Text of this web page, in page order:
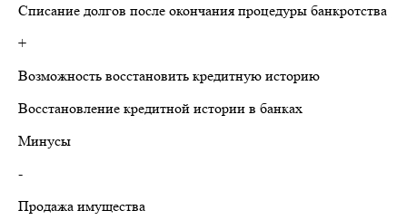
Списание долгов после окончания процедуры банкротства
+
Возможность восстановить кредитную историю
Восстановление кредитной истории в банках
Минусы
-
Продажа имущества